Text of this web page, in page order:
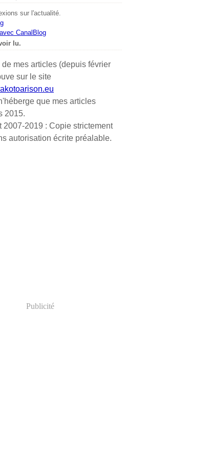
sur l'actualité.
CanalBlog
lu.
de mes articles (depuis février
sur le site
que mes articles
2015.
2007-2019 : Copie strictement
autorisation écrite préalable.
Publicité